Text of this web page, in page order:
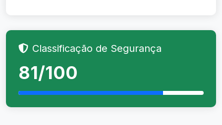
Classificação de Segurança
81/100